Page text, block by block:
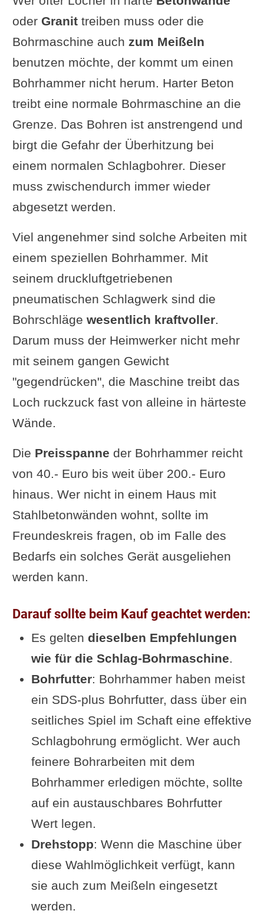
oder Granittreiben muss oder die
Bohrmaschine auch zum Meißeln
benutzen möchte, der kommt um einen
Bohrhammer nicht herum. Harter Beton
treibt eine normale Bohrmaschine an die
Grenze. Das Bohren ist anstrengend und
birgt die Gefahr der Überhitzung bei
einem normalen Schlagbohrer. Dieser
muss zwischendurch immer wieder
abgesetzt werden.
Viel angenehmer sind solche Arbeiten mit
einem speziellen Bohrhammer. Mit
seinem druckluftgetriebenen
pneumatischen Schlagwerk sind die
Bohrschläge wesentlich kraftvoller.
Darum muss der Heimwerker nicht mehr
mit seinem gangen Gewicht
"gegendrücken", die Maschine treibt das
Loch ruckzuck fast von alleine in härteste
Wände.
Die Preisspanne der Bohrhammer reicht
von 40.- Euro bis weit über 200.- Euro
hinaus. Wer nicht in einem Haus mit
Stahlbetonwänden wohnt, sollte im
Freundeskreis fragen, ob im Falle des
Bedarfs ein solches Gerät ausgeliehen
werden kann.
Darauf sollte beim Kauf geachtet werden:
Es gelten dieselben Empfehlungen
wie für die Schlag-Bohrmaschine.
Bohrfutter: Bohrhammer haben meist
ein SDS-plus Bohrfutter, dass über ein
seitliches Spiel im Schaft eine effektive
Schlagbohrung ermöglicht. Wer auch
feinere Bohrarbeiten mit dem
Bohrhammer erledigen möchte, sollte
auf ein austauschbares Bohrfutter
Wert legen.
Drehstopp: Wenn die Maschine über
diese Wahlmöglichkeit verfügt, kann
sie auch zum Meißeln eingesetzt
werden.